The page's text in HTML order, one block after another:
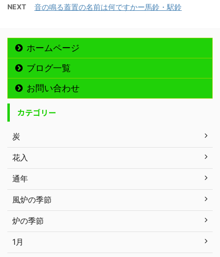
NEXT 音の鳴る蓋置の名前は何ですかー馬鈴・駅鈴
ホームページ
ブログ一覧
お問い合わせ
カテゴリー
炭
花入
通年
風炉の季節
炉の季節
1月